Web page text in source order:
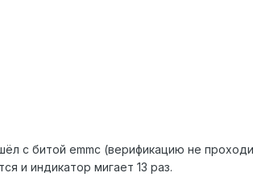
с битой emmc (верификацию не
и индикатор мигает 13 раз.